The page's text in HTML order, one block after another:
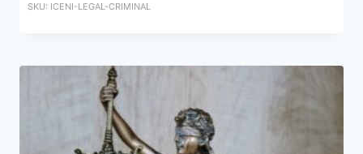
SKU: ICENI-LEGAL-CRIMINAL